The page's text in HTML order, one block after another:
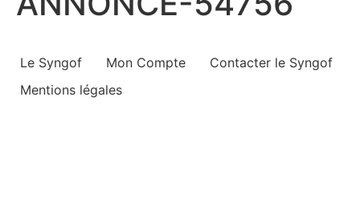
Le Syngof Mon Compte
Contacter le Syngof
Mentions légales